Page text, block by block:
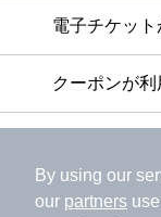
By using our
our partners
電子チケッ
クーポンが
今月の新着